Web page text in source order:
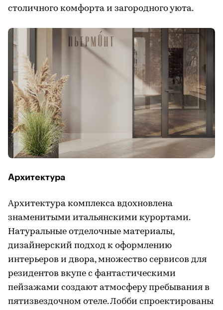
столичного комфорта и загородного уюта.
Архитектура
Архитектура комплекса вдохновлена
знаменитыми итальянскими курортами.
Натуральные отделочные материалы,
дизайнерский подход к оформлению
интерьеров и двора, множество сервисов для
резидентов вкупе с фантастическими
пейзажами создают атмосферу пребывания в
пятизвездочном отеле. Лобби спроектированы